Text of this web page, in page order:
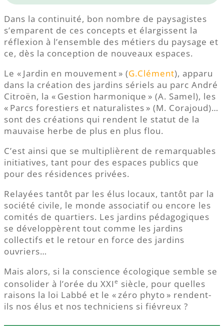
Dans la continuité, bon nombre de paysagistes
s’emparent de ces concepts et élargissent la
réflexion à l’ensemble des métiers du paysage et
ce, dès la conception de nouveaux espaces.
Le « Jardin en mouvement » (G.Clément), apparu
dans la création des jardins sériels au parc André
Citroën, la « Gestion harmonique » (A. Samel), les
« Parcs forestiers et naturalistes » (M. Corajoud)…
sont des créations qui rendent le statut de la
mauvaise herbe de plus en plus flou.
C’est ainsi que se multiplièrent de remarquables
initiatives, tant pour des espaces publics que
pour des résidences privées.
Relayées tantôt par les élus locaux, tantôt par la
société civile, le monde associatif ou encore les
comités de quartiers. Les jardins pédagogiques
se développèrent tout comme les jardins
collectifs et le retour en force des jardins
ouvriers…
Mais alors, si la conscience écologique semble se
consolider à l’orée du XXIe siècle, pour quelles
raisons la loi Labbé et le « zéro phyto » rendent-
ils nos élus et nos techniciens si fiévreux ?